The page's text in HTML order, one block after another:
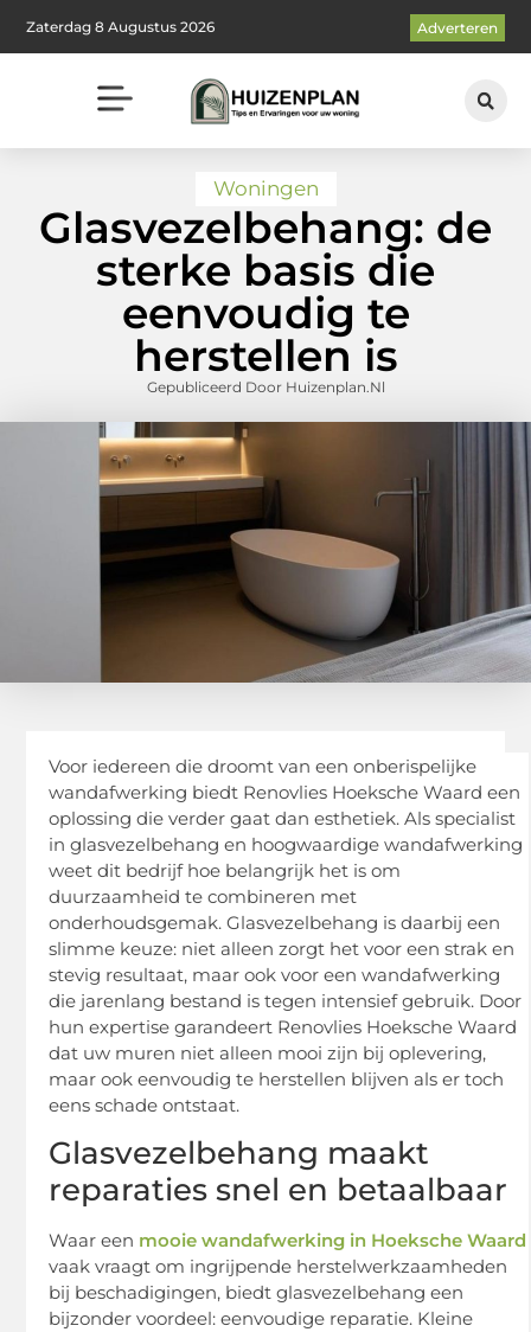
Zaterdag 8 Augustus 2026 Adverteren
Woningen
Glasvezelbehang: de
sterke basis die
eenvoudig te
herstellen is
Gepubliceerd Door Huizenplan.nl
Voor iedereen die droomt van een onberispelijke
wandafwerking biedt Renovlies Hoeksche Waard een
oplossing die verder gaat dan esthetiek. Als specialist
in glasvezelbehang en hoogwaardige wandafwerking
weet dit bedrijf hoe belangrijk het is om
duurzaamheid te combineren met
onderhoudsgemak. Glasvezelbehang is daarbij een
slimme keuze: niet alleen zorgt het voor een strak en
stevig resultaat, maar ook voor een wandafwerking
die jarenlang bestand is tegen intensief gebruik. Door
hun expertise garandeert Renovlies Hoeksche Waard
dat uw muren niet alleen mooi zijn bij oplevering,
maar ook eenvoudig te herstellen blijven als er toch
eens schade ontstaat.
Glasvezelbehang maakt
reparaties snel en betaalbaar
Waar een mooie wandafwerking in Hoeksche Waard
vaak vraagt om ingrijpende herstelwerkzaamheden
bij beschadigingen, biedt glasvezelbehang een
bijzonder voordeel: eenvoudige reparatie. Kleine